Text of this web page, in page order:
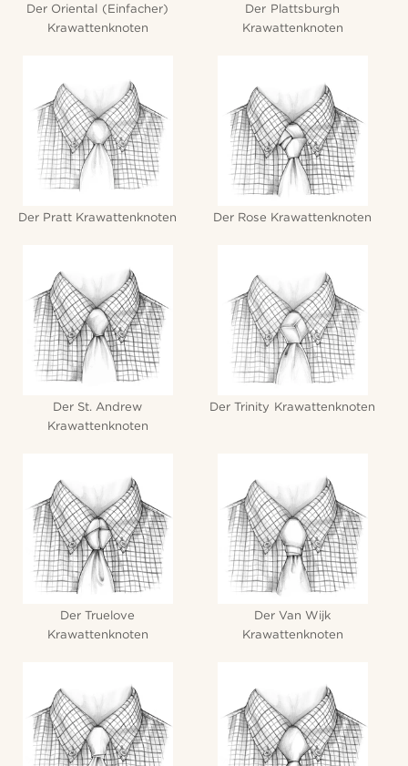
Der Oriental (Einfacher)
Krawattenknoten
Der Plattsburgh
Krawattenknoten
Der Pratt Krawattenknoten Der Rose Krawattenknoten
Der St. Andrew
Krawattenknoten
Der Trinity Krawattenknoten
Der Truelove
Krawattenknoten
Der Van Wijk
Krawattenknoten